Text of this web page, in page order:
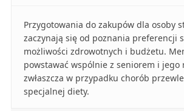
Przygotowania do zakupów dla osoby
zaczynają się od poznania preferencji
możliwości zdrowotnych i budżetu.
powstawać wspólnie z seniorem i jego
zwłaszcza w przypadku chorób
specjalnej diety.